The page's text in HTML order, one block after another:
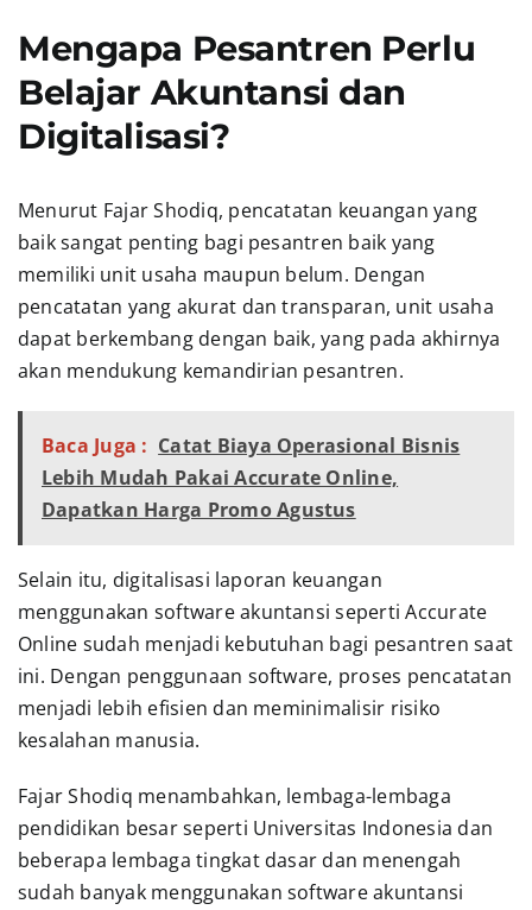
Mengapa Pesantren Perlu
Belajar Akuntansi dan
Digitalisasi?
Menurut Fajar Shodiq, pencatatan keuangan yang
baik sangat penting bagi pesantren baik yang
memiliki unit usaha maupun belum. Dengan
pencatatan yang akurat dan transparan, unit usaha
dapat berkembang dengan baik, yang pada akhirnya
akan mendukung kemandirian pesantren.
Baca Juga : Catat Biaya Operasional Bisnis
Lebih Mudah Pakai Accurate Online,
Dapatkan Harga Promo Agustus
Selain itu, digitalisasi laporan keuangan
menggunakan software akuntansi seperti Accurate
Online sudah menjadi kebutuhan bagi pesantren saat
ini. Dengan penggunaan software, proses pencatatan
menjadi lebih efisien dan meminimalisir risiko
kesalahan manusia.
Fajar Shodiq menambahkan, lembaga-lembaga
pendidikan besar seperti Universitas Indonesia dan
beberapa lembaga tingkat dasar dan menengah
sudah banyak menggunakan software akuntansi